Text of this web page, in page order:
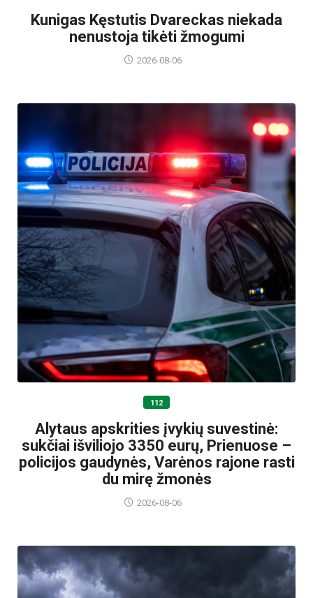
Kunigas Kęstutis Dvareckas niekada
nenustoja tikėti žmogumi
2026-08-06
112
Alytaus apskrities įvykių suvestinė:
sukčiai išviliojo 3350 eurų, Prienuose –
policijos gaudynės, Varėnos rajone rasti
du mirę žmonės
2026-08-06